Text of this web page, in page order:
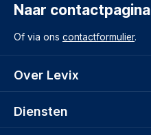
Naar contactpagina
Of via ons contactformulier.
Over Levix
Diensten